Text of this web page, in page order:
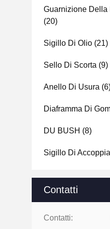
Guarnizione Della
(20)
Sigillo Di Olio (21)
Sello Di Scorta (9)
Anello Di Usura
Diaframma Di
DU BUSH (8)
Sigillo Di
Contatti
Contatti: